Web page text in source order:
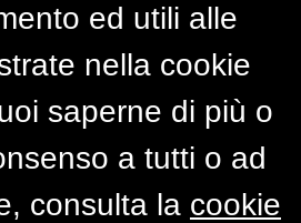
ed utili alle
nella cookie
saperne di più o
a tutti o ad
consulta la cookie